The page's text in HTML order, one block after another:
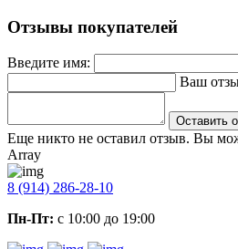
Отзывы покупателей
Введите имя:
Ваш
Оставить
Еще никто не оставил отзыв. Вы
Array
8 (914) 286-28-10
Пн-Пт: с 10:00 до 19:00